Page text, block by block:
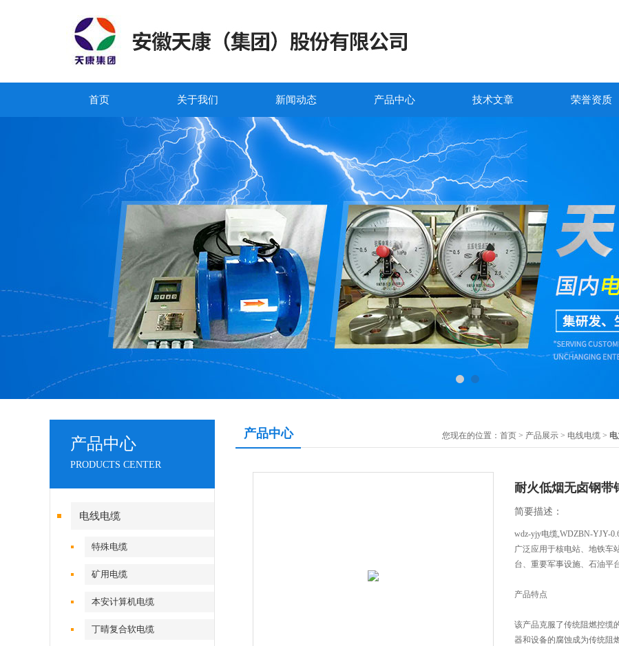
首页 关于我们 新闻动态 产品中心 技术文章 荣誉资质
产品中心
PRODUCTS CENTER
电线电缆
特殊电缆
矿用电缆
本安计算机电缆
丁晴复合软电缆
产品中心 您现在的位置： 首页 > 产品展示 > 电线电缆 >
耐火低烟无卤钢带
简要描述：
wdz-yjy电缆,WDZBN-YJY-
广泛应用于核电站、地铁车
台、重要军事设施、石油平
产品特点
该产品克服了传统阻燃控缆
器和设备的腐蚀成为传统阻